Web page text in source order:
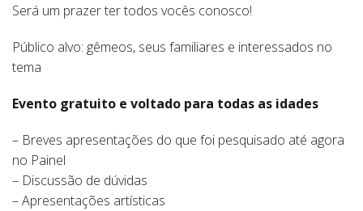
Será um prazer ter todos vocês conosco!
Público alvo: gêmeos, seus familiares e interessados no
tema
Evento gratuito e voltado para todas as idades
– Breves apresentações do que foi pesquisado até agora
no Painel
– Discussão de dúvidas
– Apresentações artísticas